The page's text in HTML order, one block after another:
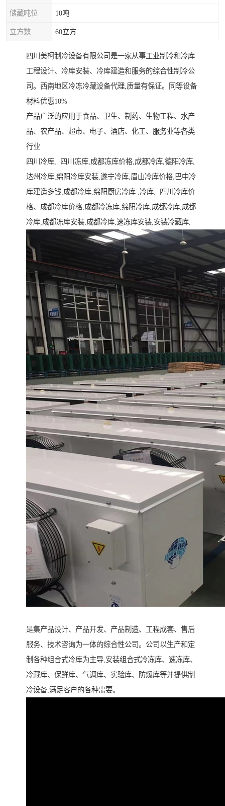
储藏吨位 10吨
立方数 60立方
四川美柯制冷设备有限公司是一家从事工业制冷和冷库
工程设计、冷库安装、冷库建造和服务的综合性制冷公
司。西南地区冷冻冷藏设备代理,质量有保证。同等设备
材料优惠10%
产品广泛的应用于食品、卫生、制药、生物工程、水产
品、农产品、超市、电子、酒店、化工、服务业等各类
行业
四川冷库, 四川冻库,成都冻库价格,成都冷库,德阳冷库,
达州冷库,绵阳冷库安装,遂宁冷库,眉山冷库价格,巴中冷
库建造多钱,成都冷库,绵阳厨房冷库 ,冷库, 四川冷库价
格、成都冷库价格,成都冷冻库,绵阳冷库,成都冷库,成都
冷库,成都冻库安装,成都冷库,速冻库安装,安装冷藏库,
是集产品设计、产品开发、产品制造、工程成套、售后
服务、技术咨询为一体的综合性公司。公司以生产和定
制各种组合式冷库为主导,安装组合式冷冻库、速冻库、
冷藏库、保鲜库、气调库、实验库、防爆库等并提供制
冷设备,满足客户的各种需要。